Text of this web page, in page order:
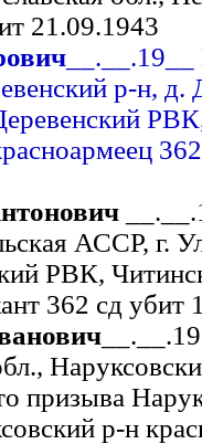
21.09.1943
р-н, д.
АССР, г.
РВК,
362 сд убит
призыва
р-н